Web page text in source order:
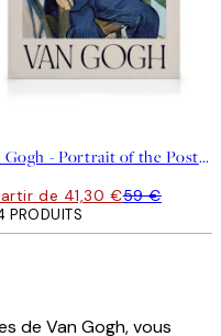
Van Gogh - Portrait of the Postman Joseph Roulin Toile
de 41,30 €59 €
PRODUITS
de Van Gogh, vous